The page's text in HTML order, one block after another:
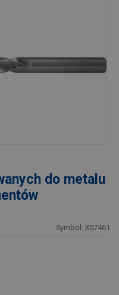
do metalu
Symbol: 357461